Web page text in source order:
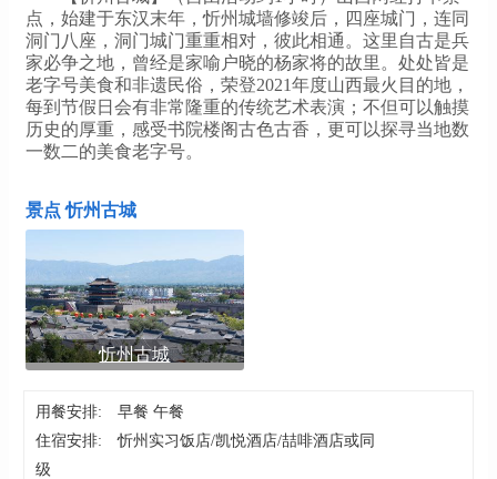
点，始建于东汉末年，忻州城墙修竣后，四座城门，连同
洞门八座，洞门城门重重相对，彼此相通。这里自古是兵
家必争之地，曾经是家喻户晓的杨家将的故里。处处皆是
老字号美食和非遗民俗，荣登2021年度山西最火目的地，
每到节假日会有非常隆重的传统艺术表演；不但可以触摸
历史的厚重，感受书院楼阁古色古香，更可以探寻当地数
一数二的美食老字号。
景点 忻州古城
忻州古城
用餐安排:
早餐 午餐
住宿安排:
忻州实习饭店/凯悦酒店/喆啡酒店或同
级